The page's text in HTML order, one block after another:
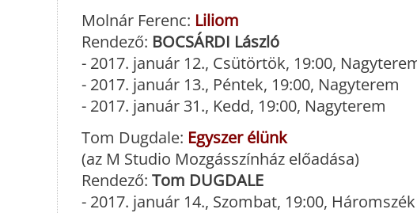
Molnár Ferenc: Liliom
Rendező: BOCSÁRDI László
- 2017. január 12., Csütörtök, 19:00,
- 2017. január 13., Péntek, 19:00, Nagyterem
- 2017. január 31., Kedd, 19:00, Nagyterem
Tom Dugdale: Egyszer élünk
(az M Studio Mozgásszínház előadása)
Rendező: Tom DUGDALE
- 2017. január 14., Szombat, 19:00,